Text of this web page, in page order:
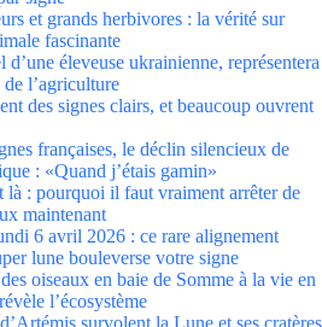
et grands herbivores : la vérité sur
fascinante
éleveuse ukrainienne, représentera
l’agriculture
des signes clairs, et beaucoup ouvrent
françaises, le déclin silencieux de
: «Quand j’étais gamin»
là : pourquoi il faut vraiment arrêter de
maintenant
6 avril 2026 : ce rare alignement
lune bouleverse votre signe
oiseaux en baie de Somme à la vie en
l’écosystème
survolent la Lune et ses cratères